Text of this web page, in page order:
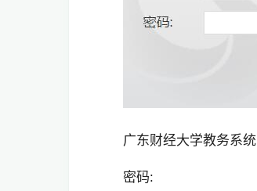
广东财经大学教务系统
密码: